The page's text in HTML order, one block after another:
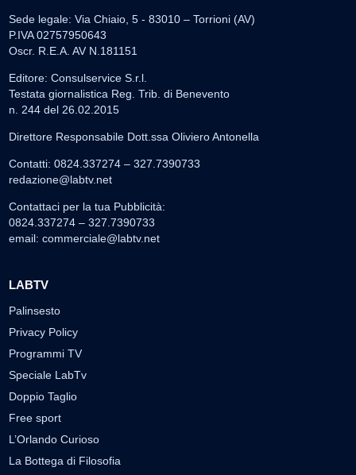
Sede legale: Via Chiaio, 5 - 83010 – Torrioni (AV)
P.IVA 02757950643
Oscr. R.E.A. AV N.181151
Editore: Consulservice S.r.l.
Testata giornalistica Reg. Trib. di Benevento
n. 244 del 26.02.2015
Direttore Responsabile Dott.ssa Oliviero Antonella
Contatti: 0824.337274 – 327.7390733
redazione@labtv.net
Contattaci per la tua Pubblicità:
0824.337274 – 327.7390733
email: commerciale@labtv.net
LABTV
Palinsesto
Privacy Policy
Programmi TV
Speciale LabTv
Doppio Taglio
Free sport
L’Orlando Curioso
La Bottega di Filosofia